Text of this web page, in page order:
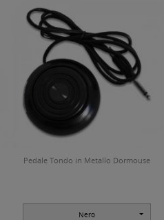
Pedale Tondo in Metallo Dormouse
Nero